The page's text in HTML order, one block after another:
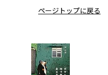
ページトップに戻る